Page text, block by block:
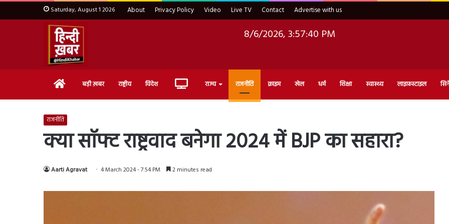
Saturday, August 1 2026 About Privacy Policy Video Live TV Contact Advertise with us
8/6/2026, 3:57:41 PM
Home बड़ी ख़बर राष्ट्रीय विदेश Live राज्य राजनीति क्राइम खेल धर्म शिक्षा स्वास्थ्य लाइफ़स्टाइल
राजनीति
क्या सॉफ्ट राष्ट्रवाद बनेगा 2024 में BJP का सहारा?
Aarti Agravat 4 March 2024 - 7:54 PM 2 minutes read